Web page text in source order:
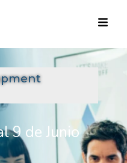
9 de Junio